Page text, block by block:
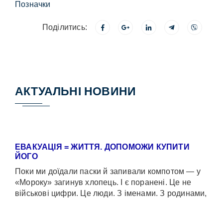
Позначки
Поділитись:
АКТУАЛЬНІ НОВИНИ
ЕВАКУАЦІЯ = ЖИТТЯ. ДОПОМОЖИ КУПИТИ
ЙОГО
Поки ми доїдали паски й запивали компотом — у
«Мороку» загинув хлопець. І є поранені. Це не
військові цифри. Це люди. З іменами. З родинами,